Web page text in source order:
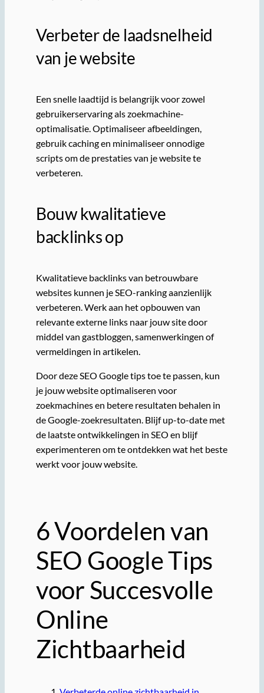
Verbeter de laadsnelheid
van je website
Een snelle laadtijd is belangrijk voor zowel
gebruikerservaring als zoekmachine-
optimalisatie. Optimaliseer afbeeldingen,
gebruik caching en minimaliseer onnodige
scripts om de prestaties van je website te
verbeteren.
Bouw kwalitatieve
backlinks op
Kwalitatieve backlinks van betrouwbare
websites kunnen je SEO-ranking aanzienlijk
verbeteren. Werk aan het opbouwen van
relevante externe links naar jouw site door
middel van gastbloggen, samenwerkingen of
vermeldingen in artikelen.
Door deze SEO Google tips toe te passen, kun
je jouw website optimaliseren voor
zoekmachines en betere resultaten behalen in
de Google-zoekresultaten. Blijf up-to-date met
de laatste ontwikkelingen in SEO en blijf
experimenteren om te ontdekken wat het beste
werkt voor jouw website.
6 Voordelen van
SEO Google Tips
voor Succesvolle
Online
Zichtbaarheid